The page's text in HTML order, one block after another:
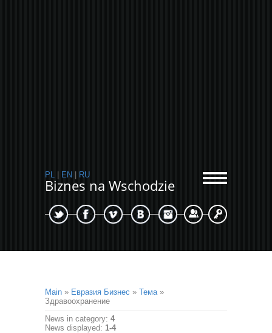
PL EN RU
Biznes na Wschodzie
Sign Up
Main » Евразия Бизнес » Тема»
Здравоохранение
News in category: 4
News displayed: 1-4